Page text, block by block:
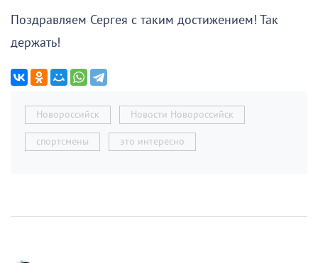
Поздравляем Сергея с таким достижением! Так
держать!
Новороссийск Новости Новороссийск
спортсмены это интересно